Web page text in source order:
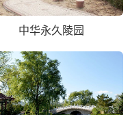
中华永久陵园